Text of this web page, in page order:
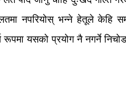
नपरियोस् भन्ने हेतूले केहि
यसको प्रयोग नै नगर्ने